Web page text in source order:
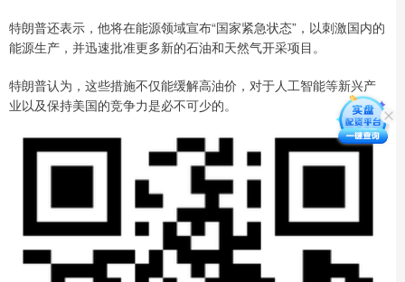
特朗普还表示，他将在能源领域宣布“国家紧急状态”，以刺激国内的
能源生产，并迅速批准更多新的石油和天然气开采项目。
特朗普认为，这些措施不仅能缓解高油价，对于人工智能等新兴产
业以及保持美国的竞争力是必不可少的。